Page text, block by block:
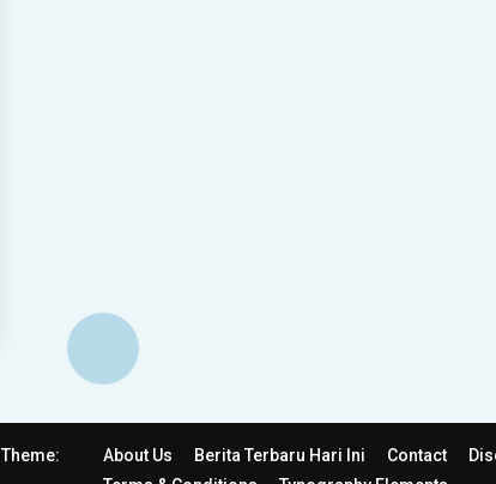
Theme:
About Us Berita Terbaru Hari Ini Contact